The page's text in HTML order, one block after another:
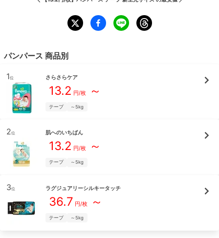
パンパース 商品別
1位 さらさらケア
13.2 円/枚～
テープ ～5kg
2位 肌へのいちばん
13.2 円/枚～
テープ ～5kg
3位 ラグジュアリーシルキータッチ
36.7 円/枚～
テープ ～5kg